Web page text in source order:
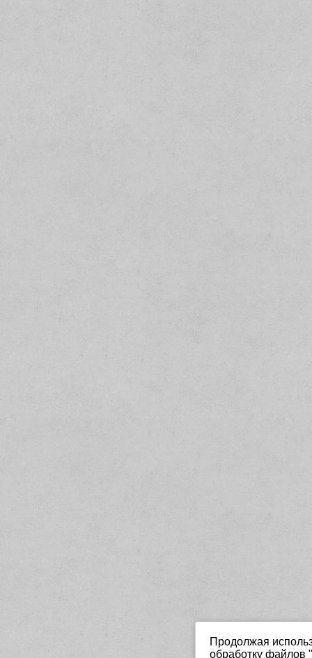
Продолжая
обработку файлов